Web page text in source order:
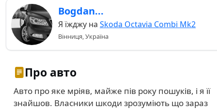
Bogdan...
Я їжджу на Skoda Octavia Combi Mk2
Вінниця, Україна
Про авто
Авто про яке мріяв, майже пів року пошуків, і я її
знайшов. Власники шкоди зрозуміють що зараз